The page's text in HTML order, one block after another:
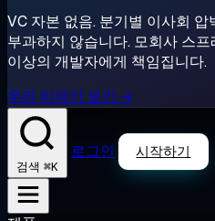
VC 자본 없음. 분기별 이사회
부과하지 않습니다. 모회사 스
이상의 개발자에게 책임집니다.
우리 이야기 보기 →
검색 ⌘K
로그인 시작하기